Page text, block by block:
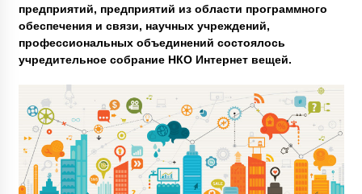
предприятий, предприятий из области программного
обеспечения и связи, научных учреждений,
профессиональных объединений состоялось
учредительное собрание НКО Интернет вещей.